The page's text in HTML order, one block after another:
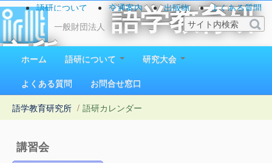
一般財団法人
語学教育研
究所
1923（大正12）年創立
語研について 交通案内 出版物
よくある質問
お問い合わせ
ホーム 語研について
研究大会
よくある質問
お問合せ窓口
語学教育研究所 / 語研カレンダー
講習会